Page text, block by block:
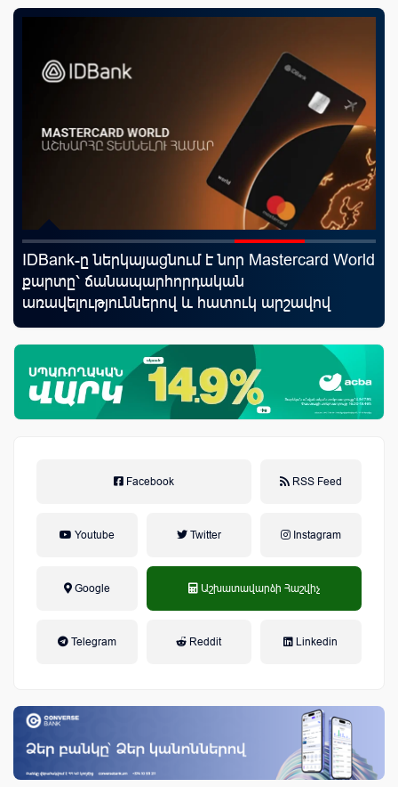
IDBank-ը ներկայացնում է նոր Mastercard World
քարտը՝ ճանապարհորդական
առավելություններով և հատուկ արշավով
Facebook RSS Feed
Youtube Twitter Instagram
Google Աշխատավարձի Հաշվիչ
Telegram Reddit Linkedin